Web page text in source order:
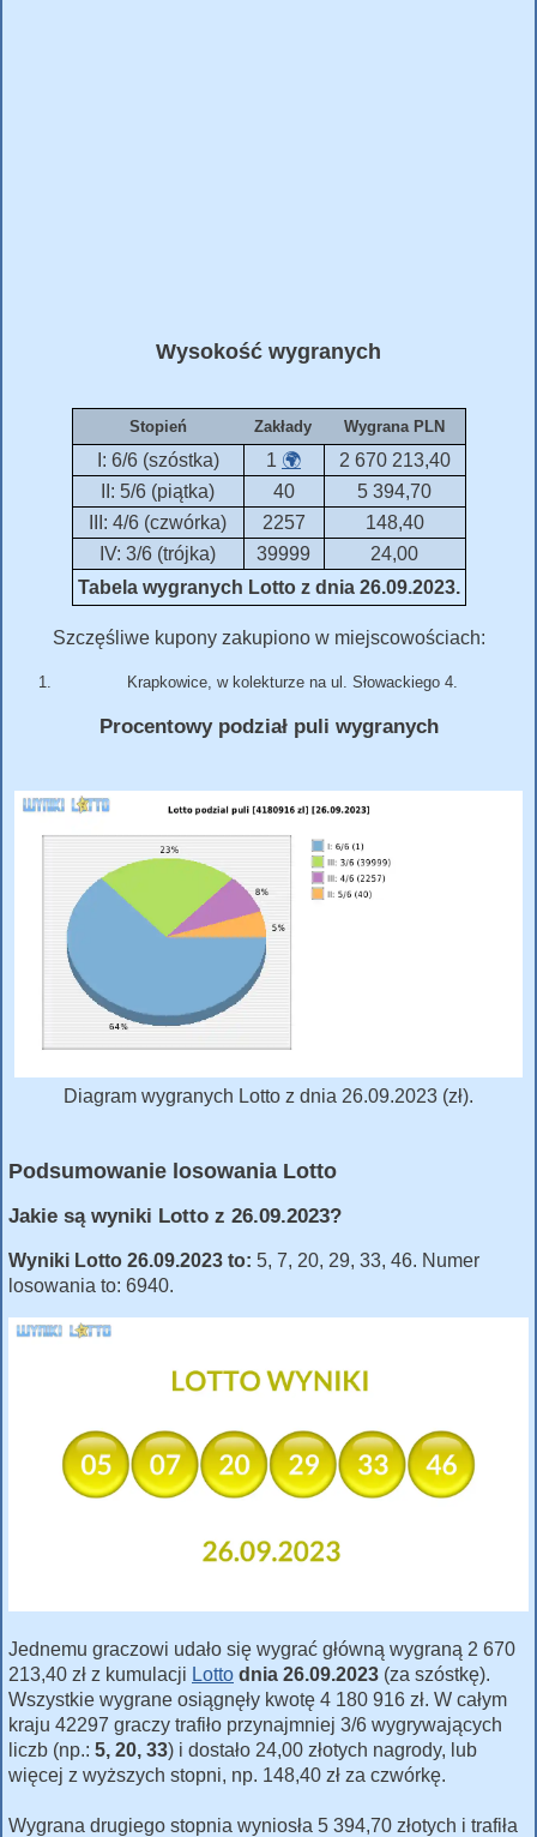
Wysokość wygranych
Stopień Zakłady Wygrana PLN
I: 6/6 (szóstka) 1 🌍
2 670 213,40
II: 5/6 (piątka)
40
5 394,70
III: 4/6 (czwórka)
2257
148,40
IV: 3/6 (trójka)
39999
24,00
Tabela wygranych Lotto z dnia 26.09.2023.
Szczęśliwe kupony zakupiono w miejscowościach:
Krapkowice, w kolekturze na ul. Słowackiego 4.
Procentowy podział puli wygranych
Diagram wygranych Lotto z dnia 26.09.2023 (zł).
Podsumowanie losowania Lotto
Jakie są wyniki Lotto z 26.09.2023?
Wyniki Lotto 26.09.2023 to: 5, 7, 20, 29, 33, 46. Numer
losowania to: 6940.
Jednemu graczowi udało się wygrać główną wygraną 2 670
213,40 zł z kumulacji Lotto dnia 26.09.2023 (za szóstkę).
Wszystkie wygrane osiągnęły kwotę 4 180 916 zł. W całym
kraju 42297 graczy trafiło przynajmniej 3/6 wygrywających
liczb (np.: 5, 20, 33) i dostało 24,00 złotych nagrody, lub
więcej z wyższych stopni, np. 148,40 zł za czwórkę.
Wygrana drugiego stopnia wyniosła 5 394,70 złotych i trafiła